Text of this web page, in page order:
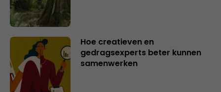
Hoe creatieven en
gedragsexperts beter kunnen
samenwerken